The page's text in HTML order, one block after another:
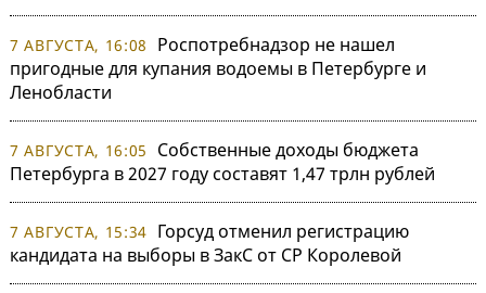
7 АВГУСТА, 16:08
Роспотребнадзор не нашел
пригодные для купания водоемы в Петербурге и
Ленобласти
7 АВГУСТА, 16:05
Собственные доходы бюджета
Петербурга в 2027 году составят 1,47 трлн рублей
7 АВГУСТА, 15:34 Горсуд отменил регистрацию
кандидата на выборы в ЗакС от СР Королевой